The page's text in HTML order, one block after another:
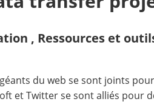
, Ressources et
du web se sont joints
et Twitter se sont alliés pour